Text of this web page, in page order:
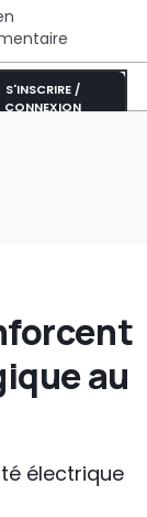
S'INSCRIRE /
CONNEXION
au
électrique